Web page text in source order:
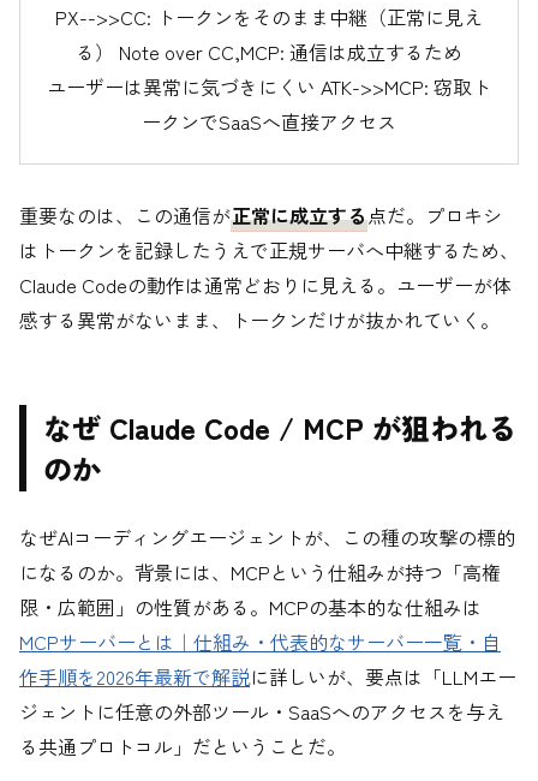
PX-->>CC: トークンをそのまま中継（正常に見え
る） Note over CC,MCP: 通信は成立するため
ユーザーは異常に気づきにくい ATK->>MCP: 窃取ト
ークンでSaaSへ直接アクセス
重要なのは、この通信が正常に成立する点だ。プロキシ
はトークンを記録したうえで正規サーバへ中継するため、
Claude Codeの動作は通常どおりに見える。ユーザーが体
感する異常がないまま、トークンだけが抜かれていく。
なぜ Claude Code / MCP が狙われる
のか
なぜAIコーディングエージェントが、この種の攻撃の標的
になるのか。背景には、MCPという仕組みが持つ「高権
限・広範囲」の性質がある。MCPの基本的な仕組みは
MCPサーバーとは｜仕組み・代表的なサーバー一覧・自
作手順を2026年最新で解説に詳しいが、要点は「LLMエー
ジェントに任意の外部ツール・SaaSへのアクセスを与え
る共通プロトコル」だということだ。